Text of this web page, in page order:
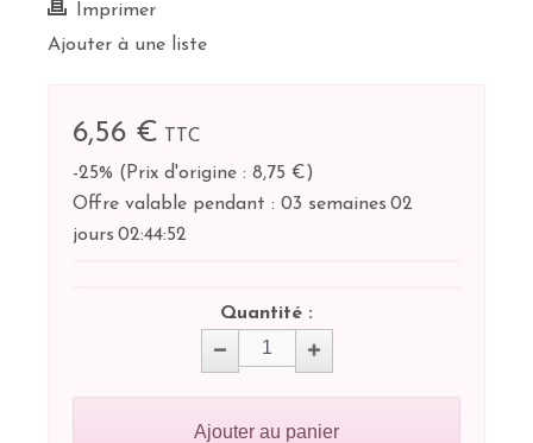
Imprimer
Ajouter à une liste
6,56 €
TTC
-25% ( Prix d'origine : 8,75 €)
Offre valable pendant : 03 semaines 02
jours 02:44:52
Quantité :
Ajouter au panier